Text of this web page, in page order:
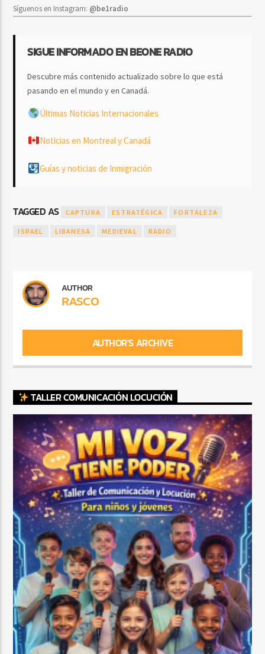
Síguenos en Instagram: @be1radio
SIGUE INFORMADO EN BEONE RADIO
Descubre más contenido actualizado sobre lo que está
pasando en el mundo y en Canadá.
Últimas Noticias Internacionales
Noticias en Montreal y Canadá
Guías y noticias de Inmigración
TAGGED AS CAPTURA ESTRATÉGICA FORTALEZA
ISRAEL LIBANESA MEDIEVAL RADIO
AUTHOR
RASCO
AUTHOR'S ARCHIVE
TALLER COMUNICACIÓN LOCUCIÓN